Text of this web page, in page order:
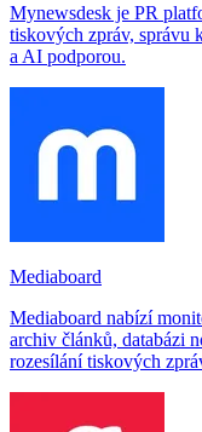
Mynewsdesk je PR
tiskových zpráv, správu
a AI podporou.
Mediaboard
Mediaboard nabízí
archiv článků, databázi
rozesílání tiskových